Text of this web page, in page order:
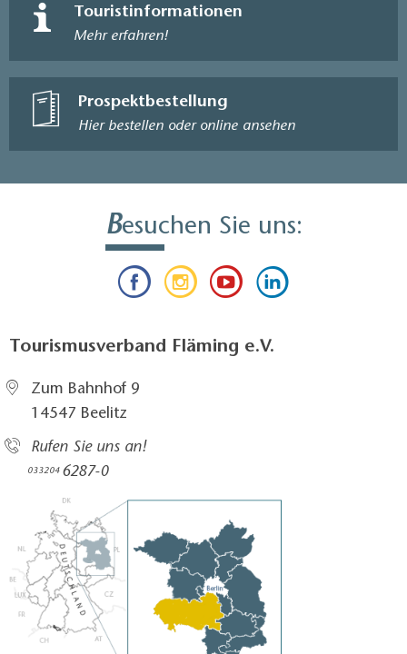
Touristinformationen
Mehr erfahren!
Prospektbestellung
Hier bestellen oder online ansehen
Besuchen Sie uns:
Tourismusverband Fläming e.V.
Zum Bahnhof 9
14547 Beelitz
Rufen Sie uns an!
033204 6287-0